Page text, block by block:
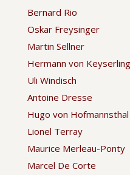
Bernard Rio
Oskar Freysinger
Martin Sellner
Hermann von Keyserling
Uli Windisch
Antoine Dresse
Hugo von Hofmannsthal
Lionel Terray
Maurice Merleau-Ponty
Marcel De Corte